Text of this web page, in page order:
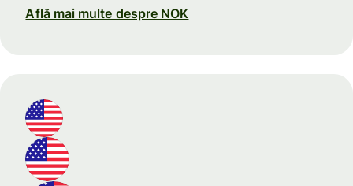
Află mai multe despre NOK